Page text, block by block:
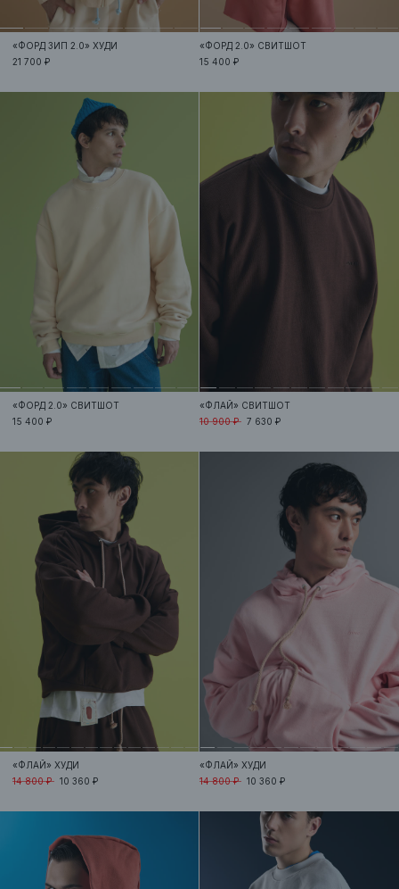
«ФОРД ЗИП 2.0»ХУДИ
21 700 ₽
«ФОРД 2.0» СВИТШОТ
15 400 ₽
«ФОРД 2.0» СВИТШОТ
15 400 ₽
«ФЛАЙ» СВИТШОТ
10 900 ₽ 7 630 ₽
«ФЛАЙ»ХУДИ
14 800 ₽ 10 360 ₽
«ФЛАЙ»ХУДИ
14 800 ₽ 10 360 ₽